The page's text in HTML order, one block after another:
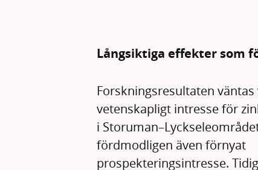
Långsiktiga effekter som
Forskningsresultaten
vetenskapligt intresse för
i
fördmodligen även förnyat
prospekteringsintresse.